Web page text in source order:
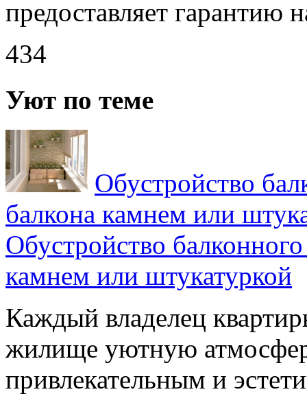
предоставляет гарантию
434
Уют по теме
Обустройство
балкона камнем или
Обустройство
камнем или штукатуркой
Каждый владелец
жилище уютную
привлекательным и